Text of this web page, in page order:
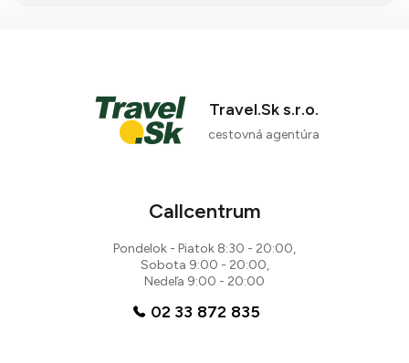
Travel.Sk s.r.o.
cestovná agentúra
Callcentrum
Pondelok - Piatok 8:30 - 20:00,
Sobota 9:00 - 20:00,
Nedeľa 9:00 - 20:00
02 33 872 835